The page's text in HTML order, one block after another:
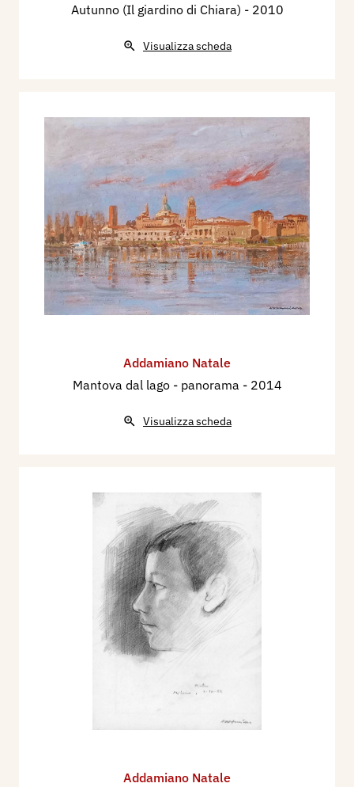
Autunno (Il giardino di Chiara) - 2010
Visualizza scheda
Addamiano Natale
Mantova dal lago - panorama - 2014
Visualizza scheda
Addamiano Natale